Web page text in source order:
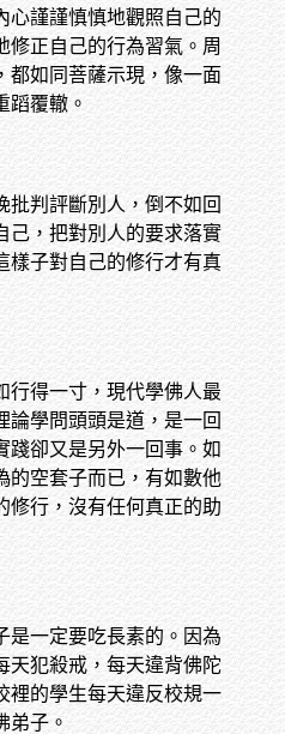
心謹謹慎慎地觀照自己的
修正自己的行為習氣。周
都如同菩薩示現，像一面
蹈覆轍。
判評斷別人，倒不如回
己，把對別人的要求落實
樣子對自己的修行才有真
得一寸，現代學佛人最
論學問頭頭是道，是一回
踐卻又是另外一回事。如
的空套子而已，有如數他
修行，沒有任何真正的助
一定要吃長素的。因為
天犯殺戒，每天違背佛陀
裡的學生每天違反校規一
弟子。